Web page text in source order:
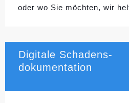
oder wo Sie möchten, wir
Digitale Schadens-
dokumentation